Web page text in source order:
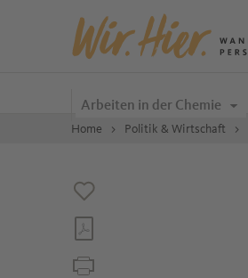
Zum Inhalt springen
Arbeiten in der Chemie
Home Politik & Wirtschaft